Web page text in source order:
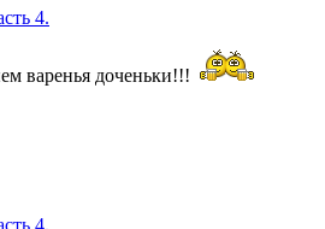
4.
варенья доченьки!!!
4.